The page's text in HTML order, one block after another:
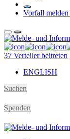
Vorfall
37 Verteiler beitreten
ENGLISH
Suchen
Spenden